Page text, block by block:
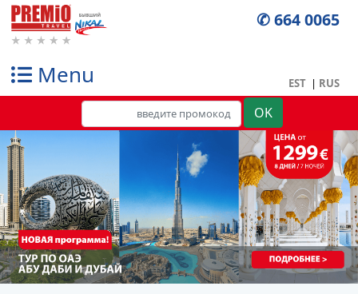
EST | RUS
✆ 664 0065
Menu
-